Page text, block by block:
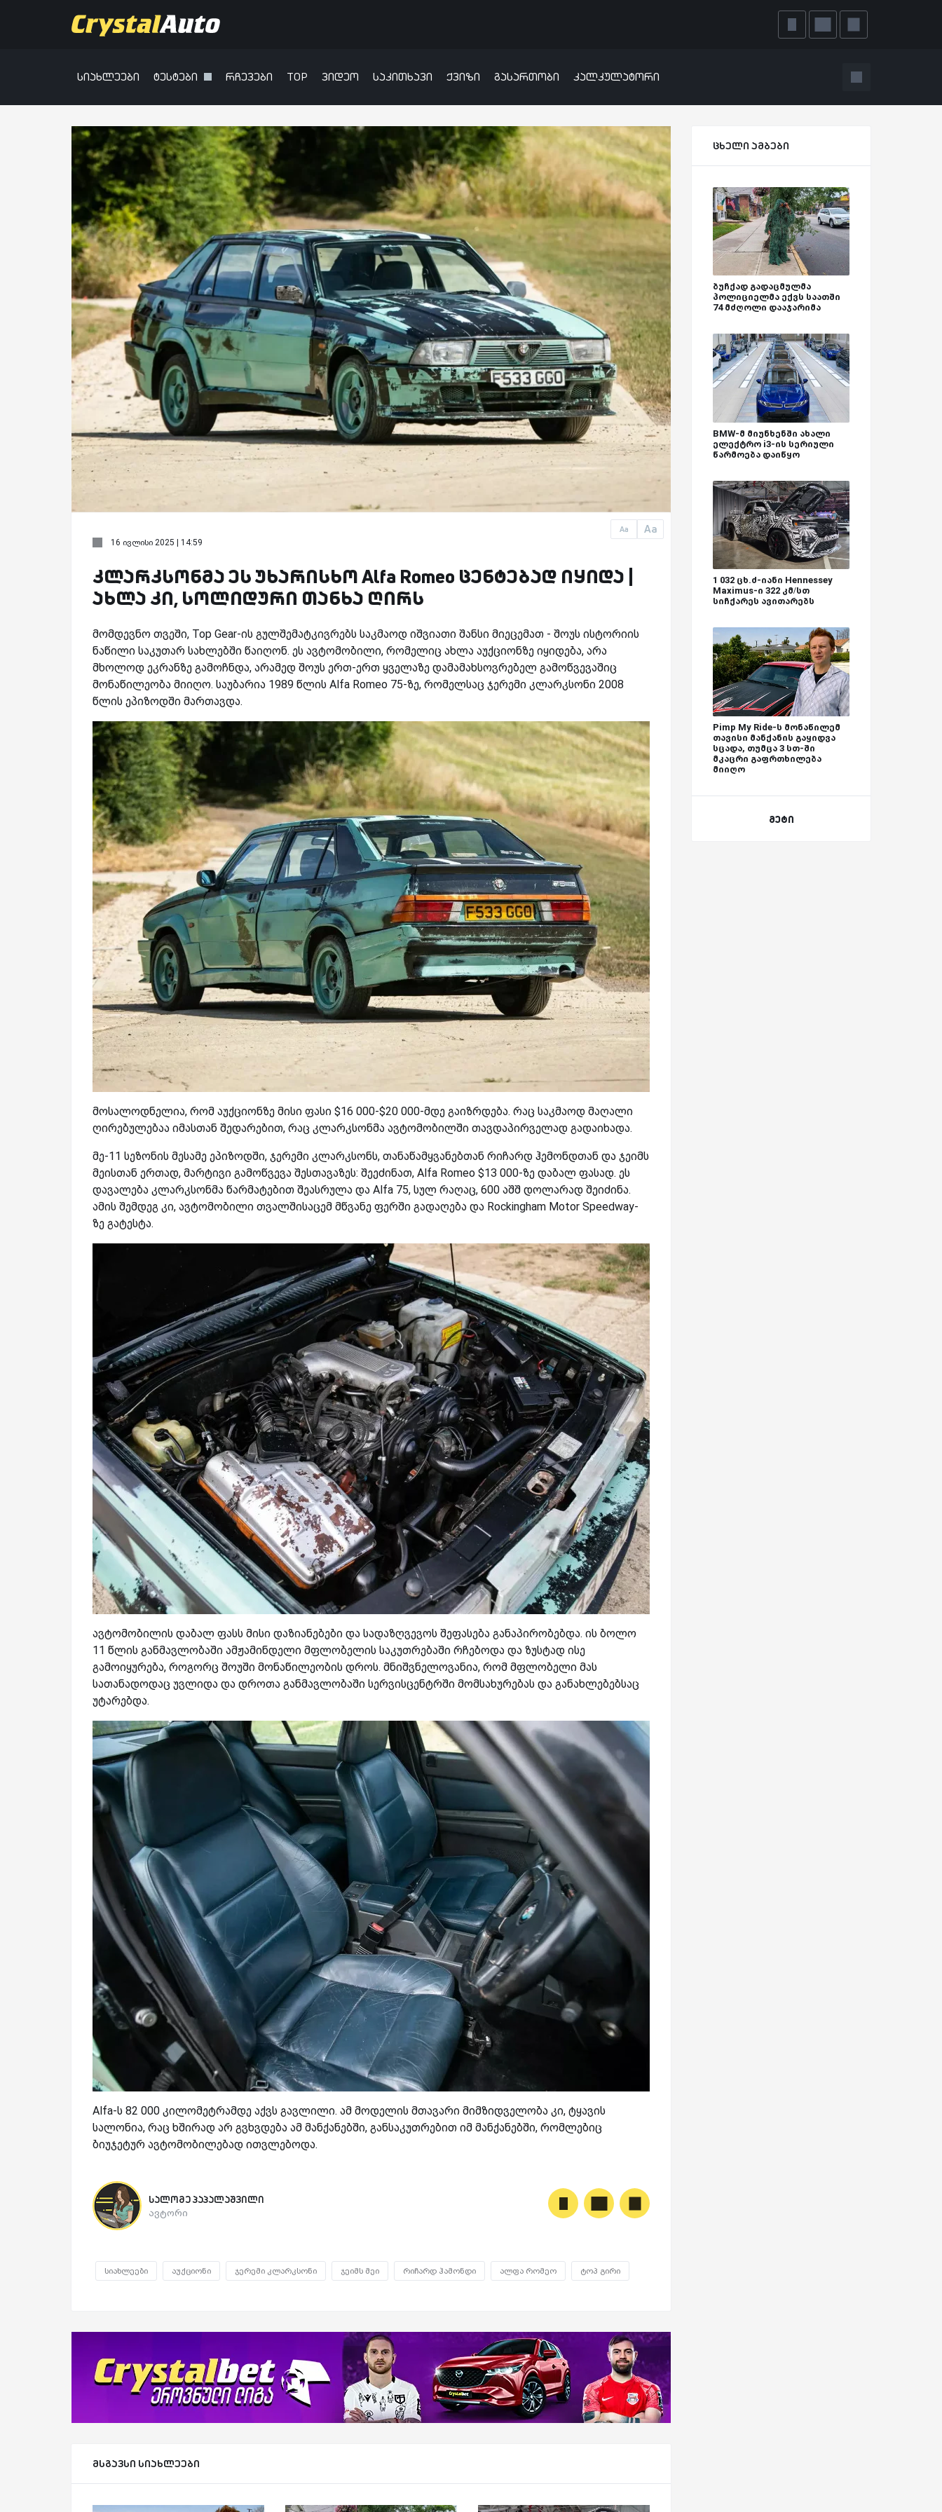
სიახლეები ტესტები რჩევები TOP ვიდეო საკითხავი ქვიზი გასართობი კალკულატორი
Aa Aa
16 ივლისი 2025 | 14:59
კლარკსონმა ეს უხარისხო Alfa Romeo ცენტებად იყიდა |
ახლა კი, სოლიდური თანხა ღირს
მომდევნო თვეში, Top Gear-ის გულშემატკივრებს საკმაოდ იშვიათი შანსი მიეცემათ - შოუს ისტორიის
ნაწილი საკუთარ სახლებში წაიღონ. ეს ავტომობილი, რომელიც ახლა აუქციონზე იყიდება, არა
მხოლოდ ეკრანზე გამოჩნდა, არამედ შოუს ერთ-ერთ ყველაზე დამამახსოვრებელ გამოწვევაშიც
მონაწილეობა მიიღო. საუბარია 1989 წლის Alfa Romeo 75-ზე, რომელსაც ჯერემი კლარკსონი 2008
წლის ეპიზოდში მართავდა.
მოსალოდნელია, რომ აუქციონზე მისი ფასი $16 000-$20 000-მდე გაიზრდება. რაც საკმაოდ მაღალი
ღირებულებაა იმასთან შედარებით, რაც კლარკსონმა ავტომობილში თავდაპირველად გადაიხადა.
მე-11 სეზონის მესამე ეპიზოდში, ჯერემი კლარკსონს, თანაწამყვანებთან რიჩარდ ჰემონდთან და ჯეიმს
მეისთან ერთად, მარტივი გამოწვევა შესთავაზეს: შეეძინათ, Alfa Romeo $13 000-ზე დაბალ ფასად. ეს
დავალება კლარკსონმა წარმატებით შეასრულა და Alfa 75, სულ რაღაც, 600 აშშ დოლარად შეიძინა.
ამის შემდეგ კი, ავტომობილი თვალშისაცემ მწვანე ფერში გადაღება და Rockingham Motor Speedway-
ზე გატესტა.
ავტომობილის დაბალ ფასს მისი დაზიანებები და სადაზღვევოს შეფასება განაპირობებდა. ის ბოლო
11 წლის განმავლობაში ამჟამინდელი მფლობელის საკუთრებაში რჩებოდა და ზუსტად ისე
გამოიყურება, როგორც შოუში მონაწილეობის დროს. მნიშვნელოვანია, რომ მფლობელი მას
სათანადოდაც უვლიდა და დროთა განმავლობაში სერვისცენტრში მომსახურებას და განახლებებსაც
უტარებდა.
Alfa-ს 82 000 კილომეტრამდე აქვს გავლილი. ამ მოდელის მთავარი მიმზიდველობა კი, ტყავის
სალონია, რაც ხშირად არ გვხვდება ამ მანქანებში, განსაკუთრებით იმ მანქანებში, რომლებიც
ბიუჯეტურ ავტომობილებად ითვლებოდა.
სალომე პაპალაშვილი
ავტორი
სიახლეები აუქციონი ჯერემი კლარკსონი ჯეიმს მეი რიჩარდ ჰამონდი ალფა რომეო ტოპ გირი
მსგავსი სიახლეები
ცხელი ამბები
ბუჩქად გადაცმულმა
პოლიციელმა ექვს საათში
74 მძღოლი დააჯარიმა
BMW-მ მიუნხენში ახალი
ელექტრო i3-ის სერიული
წარმოება დაიწყო
1 032 ცხ.ძ-იანი Hennessey
Maximus-ი 322 კმ/სთ
სიჩქარეს ავითარებს
Pimp My Ride-ს მონაწილემ
თავისი მანქანის გაყიდვა
სცადა, თუმცა 3 სთ-ში
მკაცრი გაფრთხილება
მიიღო
მეტი